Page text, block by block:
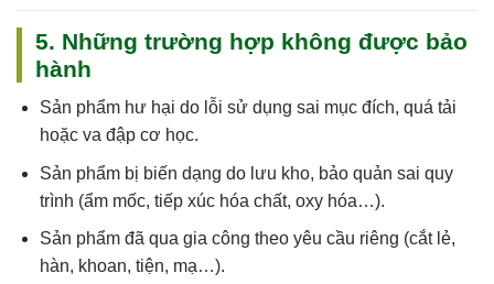
5. Những trường hợp không được bảo
hành
Sản phẩm hư hại do lỗi sử dụng sai mục đích, quá tải
hoặc va đập cơ học.
Sản phẩm bị biến dạng do lưu kho, bảo quản sai quy
trình (ẩm mốc, tiếp xúc hóa chất, oxy hóa…).
Sản phẩm đã qua gia công theo yêu cầu riêng (cắt lẻ,
hàn, khoan, tiện, mạ…).